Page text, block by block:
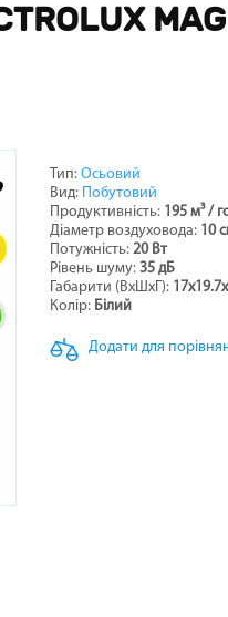
НАПОЛЬНО-СТЕЛЬОВІ
ЖАРОТРУБНІ
ДО БОЙЛЕРІВ -
ВОДОНАГРІВАЧІВ
ЗАВІСИ
Тип: Осьовий
Вид: Побутовий
Продуктивність: 195 м³ /
Діаметр воздуховода: 10
Потужність: 20 Вт
Рівень шуму: 35 дБ
Габарити (ВхШхГ):
Колір: Білий
Додати для